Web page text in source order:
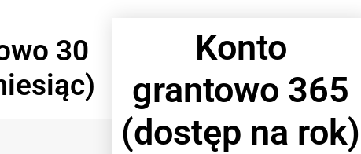
30
Konto
grantowo 365
(dostęp na rok)